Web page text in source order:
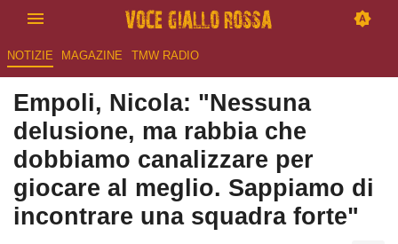
NOTIZIE MAGAZINE TMW RADIO
Empoli, Nicola: "Nessuna
delusione, ma rabbia che
dobbiamo canalizzare per
giocare al meglio. Sappiamo di
incontrare una squadra forte"